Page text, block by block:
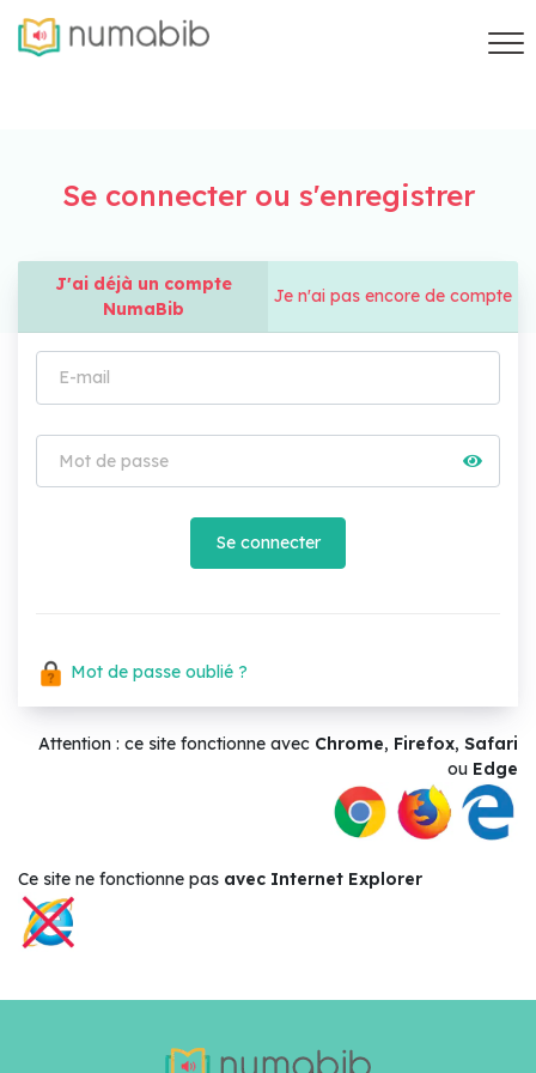
Se connecter ou s'enregistrer
J'ai déjà un compte
NumaBib
Je n'ai pas encore de compte
Se connecter
Mot de passe oublié ?
Attention : ce site fonctionne avec Chrome, Firefox, Safari
ou Edge
Ce site ne fonctionne pas avec Internet Explorer